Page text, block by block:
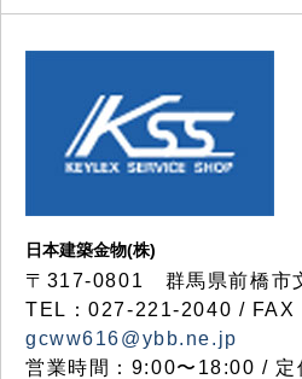
日本建築金物(株)
〒317‐0801 群馬県前橋市
TEL：027-221-2040 /
gcww616@ybb.ne.jp
営業時間：9:00〜18:00 / 定